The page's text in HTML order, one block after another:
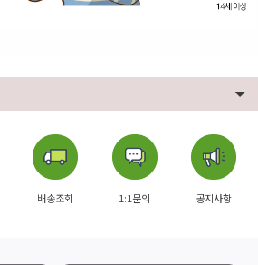
배송조회 1:1문의 공지사항